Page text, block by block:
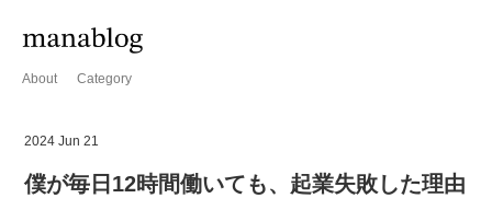
About Category
2024 Jun 21
僕が毎日12時間働いても、起業失敗した理由